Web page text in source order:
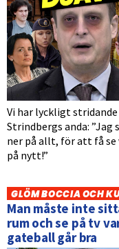
Vi har lyckligt
Strindbergs anda: ”Jag
ner på allt, för att få
på nytt!”
GLÖM BOCCIA OCH
Man måste inte
rum och se på tv
gateball går bra